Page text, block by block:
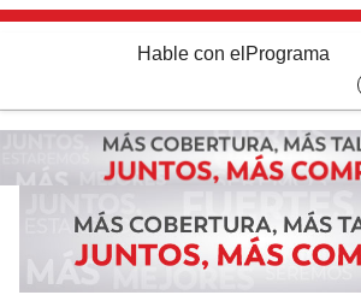
Hable con el Programa